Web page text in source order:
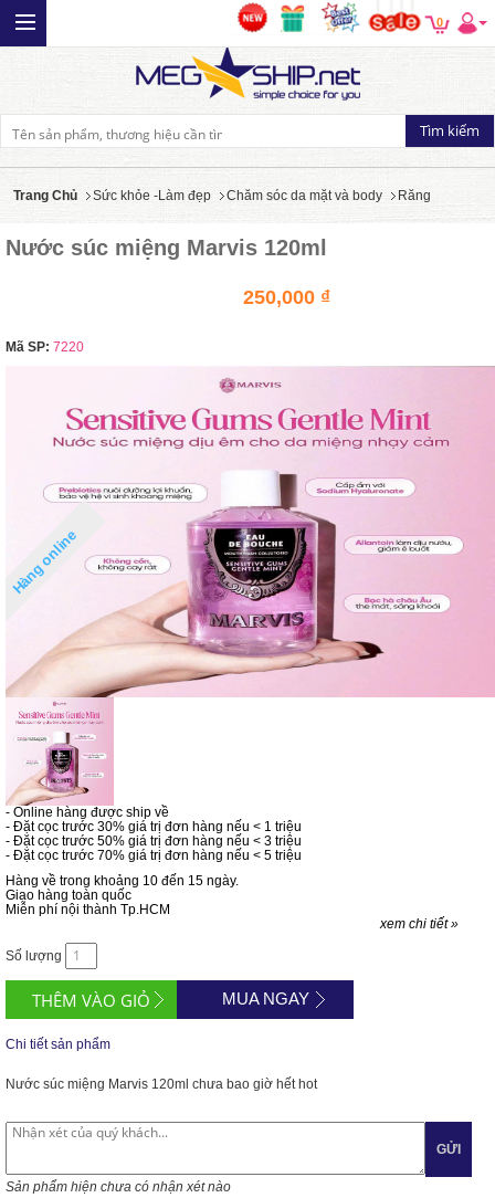
0
Trang Chủ Sức khỏe -Làm đẹp Chăm sóc da mặt và body Răng
Nước súc miệng Marvis 120ml
250,000 ₫
Mã SP: 7220
Hàng online
- Online hàng được ship về
- Đặt cọc trước 30% giá trị đơn hàng nếu < 1 triệu
- Đặt cọc trước 50% giá trị đơn hàng nếu < 3 triệu
- Đặt cọc trước 70% giá trị đơn hàng nếu < 5 triệu
Hàng về trong khoảng 10 đến 15 ngày.
Giao hàng toàn quốc
Miễn phí nội thành Tp.HCM
xem chi tiết »
Số lượng
MUA NGAY
Chi tiết sản phẩm
Nước súc miệng Marvis 120ml chưa bao giờ hết hot
GỬI
Sản phẩm hiện chưa có nhận xét nào